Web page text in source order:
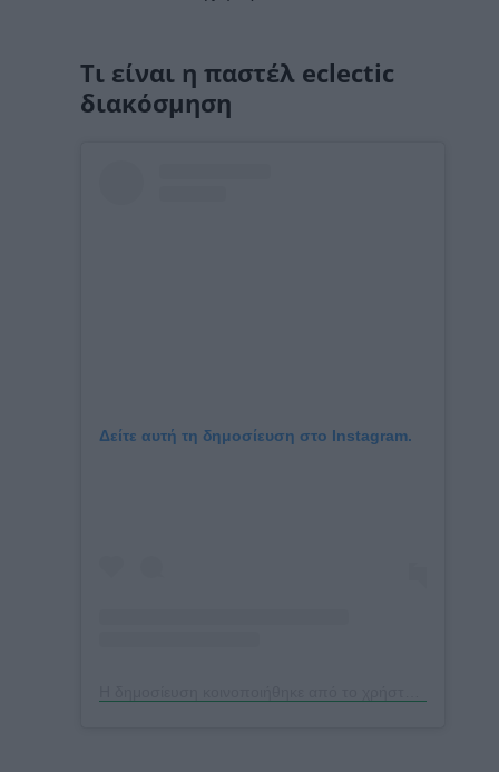
Τι είναι η παστέλ eclectic
διακόσμηση
Δείτε αυτή τη δημοσίευση στο Instagram.